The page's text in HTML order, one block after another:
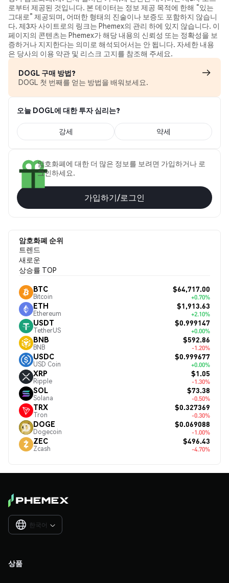
로부터 제공된 것입니다. 본 데이터는 정보 제공 목적에 한해 “있는
그대로” 제공되며, 어떠한 형태의 진술이나 보증도 포함하지 않습니
다. 제3자 사이트로의 링크는 Phemex의 관리 하에 있지 않습니다. 이
페이지의 콘텐츠는 Phemex가 해당 내용의 신뢰성 또는 정확성을 보
증하거나 지지한다는 의미로 해석되어서는 안 됩니다. 자세한 내용
은 당사의 이용 약관 및 리스크 고지를 참조해 주세요.
DOGL 구매 방법?
DOGL 첫 번째를 얻는 방법을 배워보세요.
오늘 DOGL에 대한 투자 심리는?
강세 약세
암호화폐에 대한 더 많은 정보를 보려면 가입하거나 로
그인하세요.
가입하기/로그인
암호화폐 순위
트렌드
새로운
상승률 TOP
BTC
Bitcoin
$64,717.00
+0.70%
ETH
Ethereum
$1,913.63
+2.10%
USDT
TetherUS
$0.999147
+0.00%
BNB
BNB
$592.86
-1.20%
USDC
USD Coin
$0.999677
+0.00%
XRP
Ripple
$1.05
-1.30%
SOL
Solana
$73.38
-0.50%
TRX
Tron
$0.327369
-0.30%
DOGE
Dogecoin
$0.069088
-1.00%
ZEC
Zcash
$496.43
-4.70%
한국어 
상품